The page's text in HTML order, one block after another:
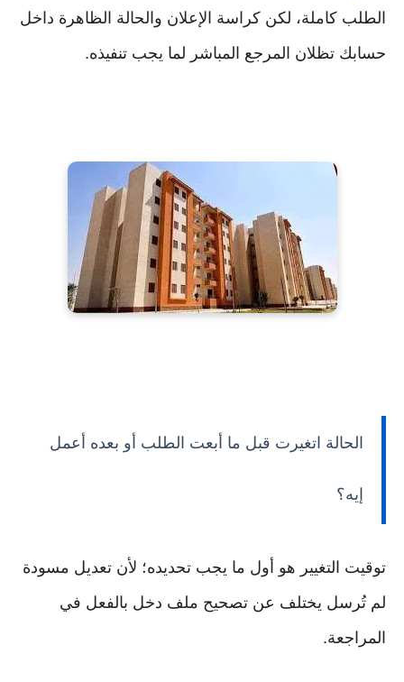
الطلب كاملة، لكن كراسة الإعلان والحالة الظاهرة داخل
حسابك تظلان المرجع المباشر لما يجب تنفيذه.
الحالة اتغيرت قبل ما أبعت الطلب أو بعده أعمل
إيه؟
توقيت التغيير هو أول ما يجب تحديده؛ لأن تعديل مسودة
لم تُرسل يختلف عن تصحيح ملف دخل بالفعل في
المراجعة.